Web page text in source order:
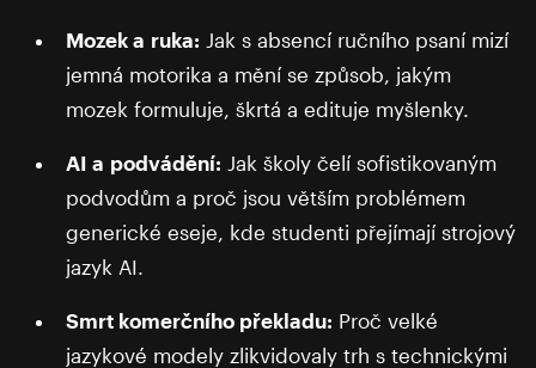
Mozek a ruka: Jak s absencí ručního psaní mizí
jemná motorika a mění se způsob, jakým
mozek formuluje, škrtá a edituje myšlenky.
AI a podvádění: Jak školy čelí sofistikovaným
podvodům a proč jsou větším problémem
generické eseje, kde studenti přejímají strojový
jazyk AI.
Smrt komerčního překladu: Proč velké
jazykové modely zlikvidovaly trh s technickými